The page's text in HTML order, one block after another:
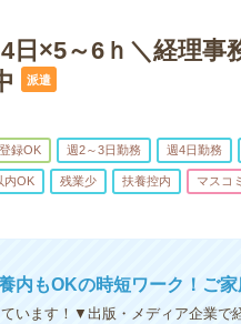
日×5～6ｈ＼経理事
派遣
録OK 週2～3日勤務 週4日勤務
内OK 残業少 扶養控内 マスコ
内もOKの時短ワーク！ご家
います！▼出版・メディア企業で